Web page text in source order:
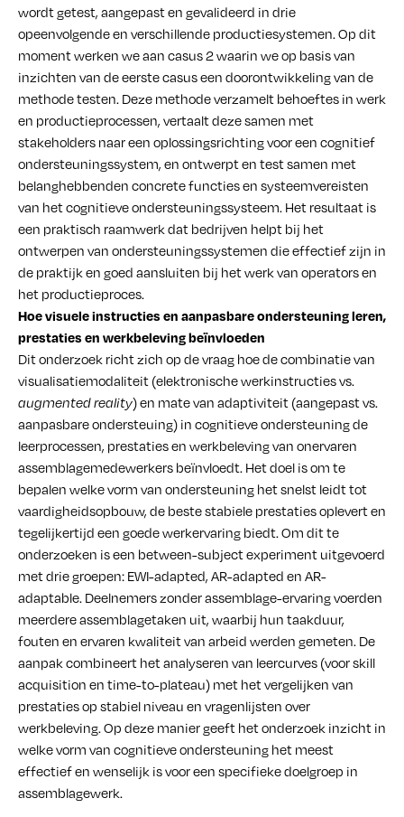
wordt getest, aangepast en gevalideerd in drie
opeenvolgende en verschillende productiesystemen. Op dit
moment werken we aan casus 2 waarin we op basis van
inzichten van de eerste casus een doorontwikkeling van de
methode testen. Deze methode verzamelt behoeftes in werk
en productieprocessen, vertaalt deze samen met
stakeholders naar een oplossingsrichting voor een cognitief
ondersteuningssystem, en ontwerpt en test samen met
belanghebbenden concrete functies en systeemvereisten
van het cognitieve ondersteuningssysteem. Het resultaat is
een praktisch raamwerk dat bedrijven helpt bij het
ontwerpen van ondersteuningssystemen die effectief zijn in
de praktijk en goed aansluiten bij het werk van operators en
het productieproces.
Hoe visuele instructies en aanpasbare ondersteuning leren,
prestaties en werkbeleving beïnvloeden
Dit onderzoek richt zich op de vraag hoe de combinatie van
visualisatiemodaliteit (elektronische werkinstructies vs.
augmented reality) en mate van adaptiviteit (aangepast vs.
aanpasbare ondersteuing) in cognitieve ondersteuning de
leerprocessen, prestaties en werkbeleving van onervaren
assemblagemedewerkers beïnvloedt. Het doel is om te
bepalen welke vorm van ondersteuning het snelst leidt tot
vaardigheidsopbouw, de beste stabiele prestaties oplevert en
tegelijkertijd een goede werkervaring biedt. Om dit te
onderzoeken is een between-subject experiment uitgevoerd
met drie groepen: EWI-adapted, AR-adapted en AR-
adaptable. Deelnemers zonder assemblage-ervaring voerden
meerdere assemblagetaken uit, waarbij hun taakduur,
fouten en ervaren kwaliteit van arbeid werden gemeten. De
aanpak combineert het analyseren van leercurves (voor skill
acquisition en time-to-plateau) met het vergelijken van
prestaties op stabiel niveau en vragenlijsten over
werkbeleving. Op deze manier geeft het onderzoek inzicht in
welke vorm van cognitieve ondersteuning het meest
effectief en wenselijk is voor een specifieke doelgroep in
assemblagewerk.